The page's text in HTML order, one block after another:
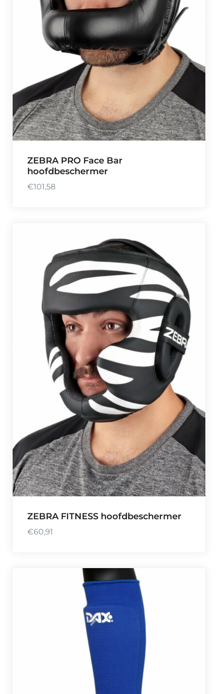
ZEBRA PRO Face Bar
hoofdbeschermer
€101,58
ZEBRA FITNESS hoofdbeschermer
€60,91